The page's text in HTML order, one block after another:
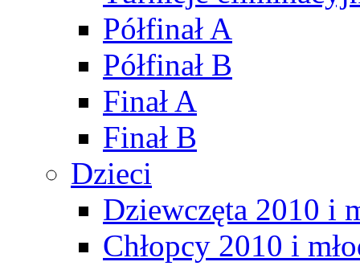
Półfinał A
Półfinał B
Finał A
Finał B
Dzieci
Dziewczęta 2010 i
Chłopcy 2010 i